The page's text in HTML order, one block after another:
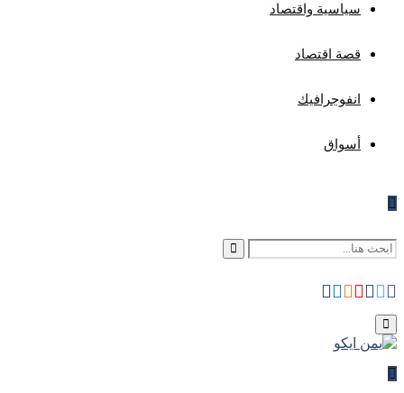
سياسية واقتصاد
قصة اقتصاد
انفوجرافيك
أسواق
Search
for:
Search
Facebook
Twitter
Instagram
Youtube
Rss
Telegram
Whatsapp
Primary
Menu